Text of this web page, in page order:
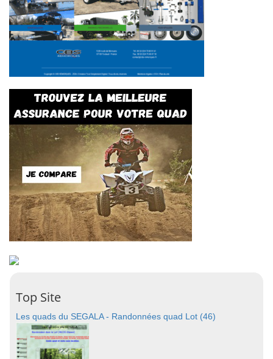
Top Site
Les quads du SEGALA - Randonnées quad Lot (46)